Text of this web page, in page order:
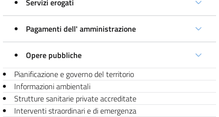
Servizi erogati
Pagamenti dell' amministrazione
Opere pubbliche
Pianificazione e governo del territorio
Informazioni ambientali
Strutture sanitarie private accreditate
Interventi straordinari e di emergenza